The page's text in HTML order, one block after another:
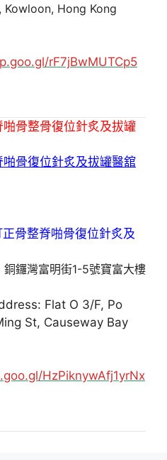
Hong Kong
rF7jBwMUTCp5
骨整骨復位針炙及拔罐
骨復位針炙及拔罐醫舘
鑼灣富明街1-5號寶富大樓
Flat O 3/F, Po
St, Causeway Bay
HzPiknywAfj1yrNx